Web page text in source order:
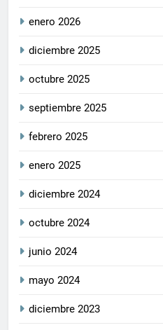
enero 2026
diciembre 2025
octubre 2025
septiembre 2025
febrero 2025
enero 2025
diciembre 2024
octubre 2024
junio 2024
mayo 2024
diciembre 2023